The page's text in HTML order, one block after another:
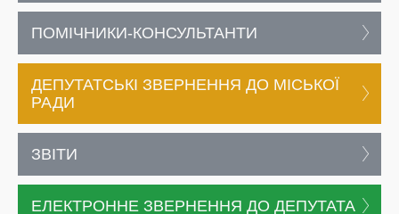
ПОМІЧНИКИ-КОНСУЛЬТАНТИ
ДЕПУТАТСЬКІ ЗВЕРНЕННЯ ДО МІСЬКОЇ
РАДИ
ЗВІТИ
ЕЛЕКТРОННЕ ЗВЕРНЕННЯ ДО ДЕПУТАТА